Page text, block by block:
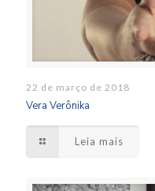
22 de março de 2018
Vera Verônika
Leia mais